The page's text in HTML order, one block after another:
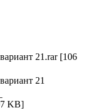
21.rar [106
21
KB]